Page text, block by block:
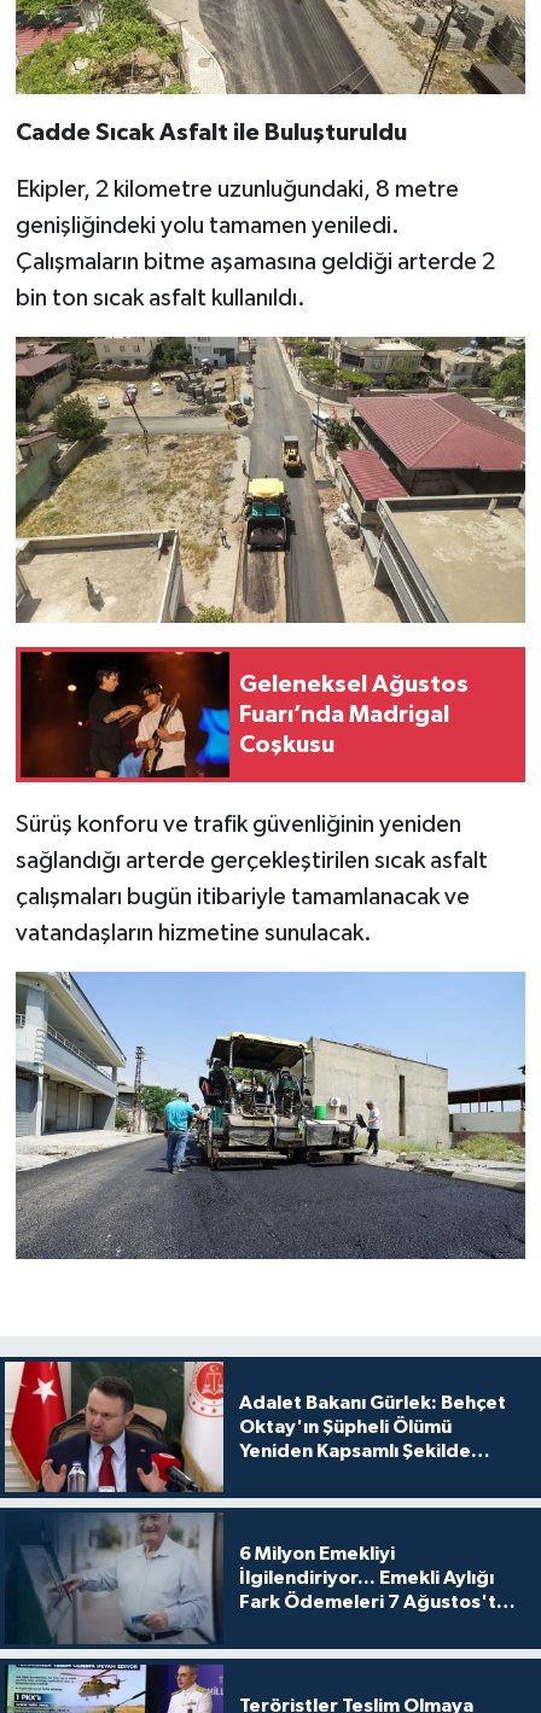
Cadde Sıcak Asfalt ile Buluşturuldu
Ekipler, 2 kilometre uzunluğundaki, 8 metre
genişliğindeki yolu tamamen yeniledi.
Çalışmaların bitme aşamasına geldiği arterde 2
bin ton sıcak asfalt kullanıldı.
Geleneksel Ağustos
Fuarı’nda Madrigal
Coşkusu
Sürüş konforu ve trafik güvenliğinin yeniden
sağlandığı arterde gerçekleştirilen sıcak asfalt
çalışmaları bugün itibariyle tamamlanacak ve
vatandaşların hizmetine sunulacak.
Adalet Bakanı Gürlek: Behçet
Oktay'ın Şüpheli Ölümü
Yeniden Kapsamlı Şekilde
6 Milyon Emekliyi
İlgilendiriyor... Emekli Aylığı
Fark Ödemeleri 7 Ağustos'ta
Teröristler Teslim Olmaya